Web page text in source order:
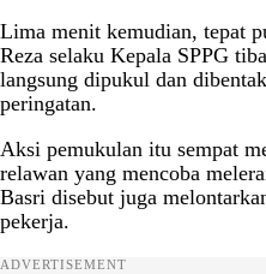
Lima menit kemudian, tepat
Reza selaku Kepala SPPG
langsung dipukul dan
peringatan.
Aksi pemukulan itu sempat
relawan yang mencoba
Basri disebut juga
pekerja.
ADVERTISEMENT